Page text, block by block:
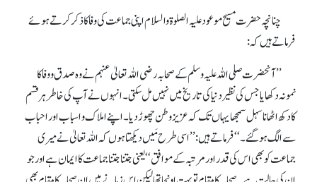
چنانچہ حضرت مسیح موعود علیہ الصلوۃ والسلام اپنی جماعت کی وفا کا ذکر کرتے ہوئے
فرماتے ہیں کہ:
’’آنحضرت صلی اللہ علیہ وسلم کے صحابہ رضی اللہ تعالیٰ عنہم نے وہ صدق و وفا کا
نمونہ دکھایا جس کی نظیر دنیا کی تاریخ میں نہیں مل سکتی۔ انہوں نے آپ کی خاطر ہر قسم
کا دکھ اٹھانا سہل سمجھا یہاں تک کہ عزیز وطن چھوڑ دیا۔ اپنے املاک و اسباب اور احباب
سے الگ ہو گئے۔‘‘ فرماتے ہیں: ’’اسی طرح مَیں دیکھتا ہوں کہ اللہ تعالیٰ نے میری
جماعت کو بھی اس کی قدر اور مرتبہ کے موافق‘‘ یعنی جتنا جتنا جماعت کا ایمان ہے اور جو